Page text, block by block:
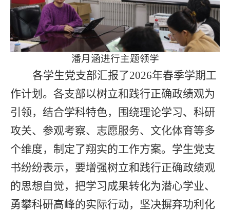
潘月涵进行主题领学
各学生党支部汇报了2026年春季学期工
作计划。各支部以树立和践行正确政绩观为
引领，结合学科特色，围绕理论学习、科研
攻关、参观考察、志愿服务、文化体育等多
个维度，制定了翔实的工作方案。学生党支
书纷纷表示，要增强树立和践行正确政绩观
的思想自觉，把学习成果转化为潜心学业、
勇攀科研高峰的实际行动，坚决摒弃功利化